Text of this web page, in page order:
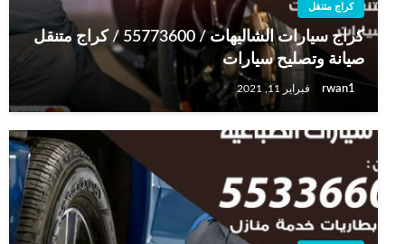
كراج متنقل
كراج سيارات الشاليهات / 55773600‬ / كراج متنقل
صيانة وتصليح سيارات
rwan1 فبراير 11, 2021